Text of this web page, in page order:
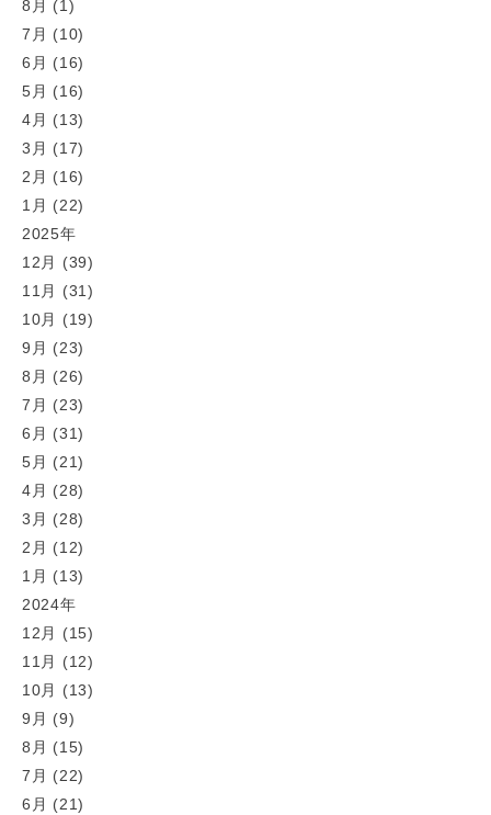
8月 (1)
7月 (10)
6月 (16)
5月 (16)
4月 (13)
3月 (17)
2月 (16)
1月 (22)
2025年
12月 (39)
11月 (31)
10月 (19)
9月 (23)
8月 (26)
7月 (23)
6月 (31)
5月 (21)
4月 (28)
3月 (28)
2月 (12)
1月 (13)
2024年
12月 (15)
11月 (12)
10月 (13)
9月 (9)
8月 (15)
7月 (22)
6月 (21)